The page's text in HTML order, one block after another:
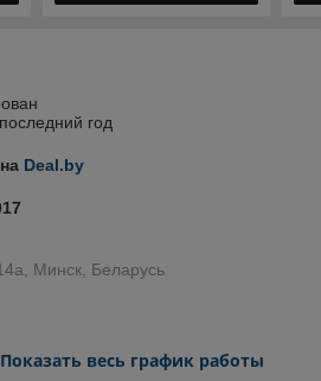
год
Deal.by
Минск, Беларусь
Показать весь график работы